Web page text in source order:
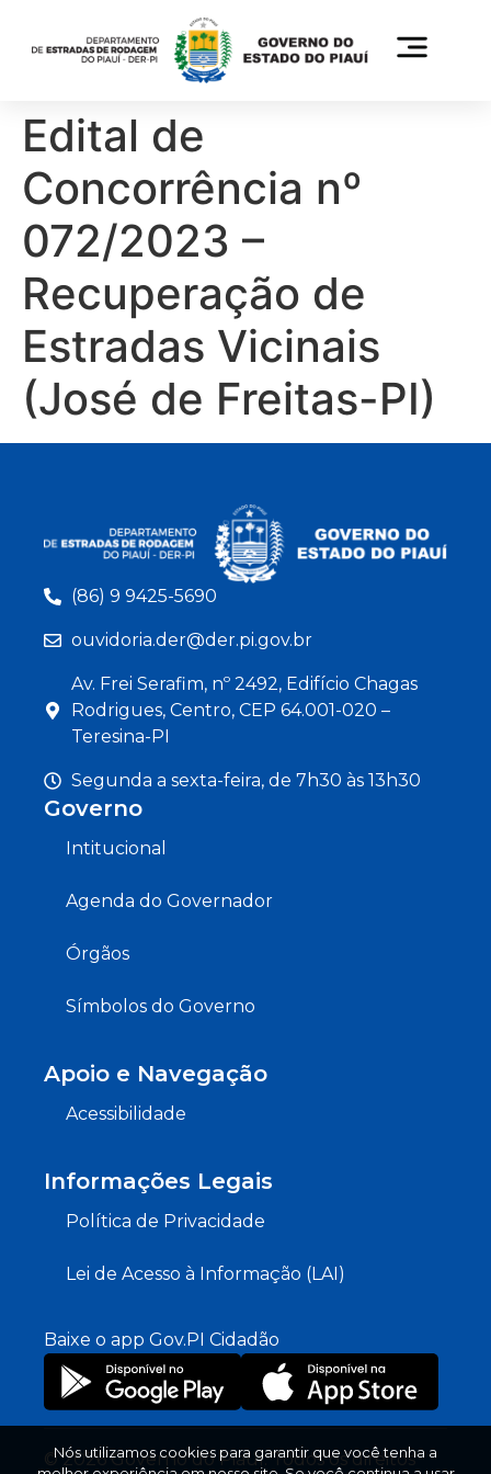
Edital de
Concorrência nº
072/2023 –
Recuperação de
Estradas Vicinais
(José de Freitas-PI)
(86) 9 9425-5690
ouvidoria.der@der.pi.gov.br
Av. Frei Serafim, nº 2492, Edifício Chagas
Rodrigues, Centro, CEP 64.001-020 –
Teresina-PI
Segunda a sexta-feira, de 7h30 às 13h30
Governo
Intitucional
Agenda do Governador
Órgãos
Símbolos do Governo
Apoio e Navegação
Acessibilidade
Informações Legais
Política de Privacidade
Lei de Acesso à Informação (LAI)
Baixe o app Gov.PI Cidadão
© 2026 Governo do Piauí. Todos os direitos
Nós utilizamos cookies para garantir que você tenha a